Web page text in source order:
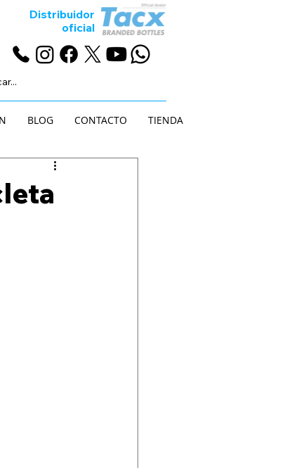
Distribuidor
oficial
BLOG CONTACTO TIENDA